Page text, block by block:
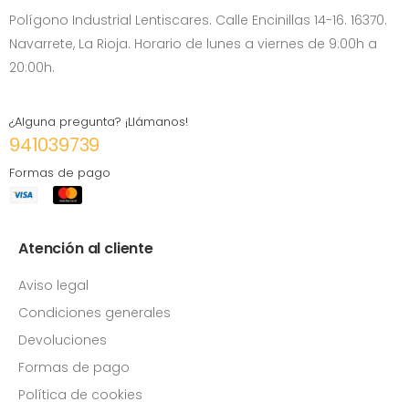
Polígono Industrial Lentiscares. Calle Encinillas 14-16. 16370.
Navarrete, La Rioja. Horario de lunes a viernes de 9:00h a
20:00h.
¿Alguna pregunta? ¡Llámanos!
941039739
Formas de pago
Atención al cliente
Aviso legal
Condiciones generales
Devoluciones
Formas de pago
Política de cookies